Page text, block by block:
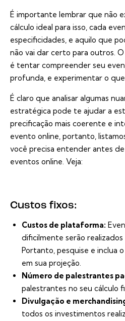
É importante lembrar que não
cálculo ideal para isso, cada
especificidades, e aquilo que
não vai dar certo para outros.
é tentar compreender seu
profunda, e experimentar o
É claro que analisar algumas
estratégica pode te ajudar a
precificação mais coerente e
evento online, portanto,
você precisa entender antes
eventos online. Veja:
Custos fixos:
Custos de plataforma:
dificilmente serão
Portanto, pesquise e inclua
em sua projeção.
Número de palestrantes
palestrantes no seu cálculo
Divulgação e
todos os investimentos